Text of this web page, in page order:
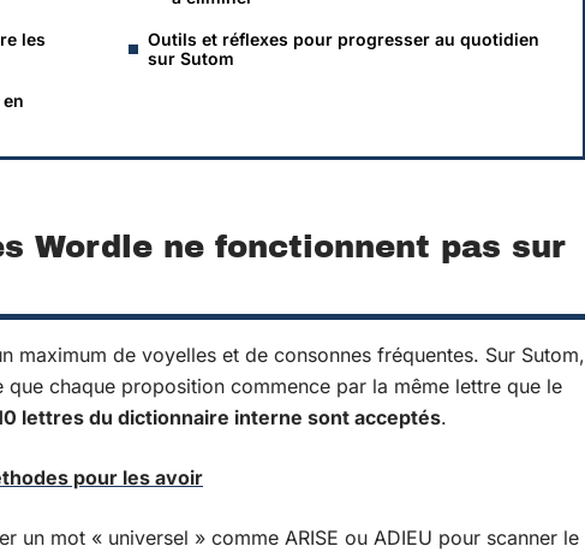
les
Outils et réflexes pour progresser au quotidien
sur Sutom
Wordle ne fonctionnent pas sur
maximum de voyelles et de consonnes fréquentes. Sur Sutom,
chaque proposition commence par la même lettre que le
lettres du dictionnaire interne sont acceptés.
pour les avoir
un mot « universel » comme ARISE ou ADIEU pour scanner le